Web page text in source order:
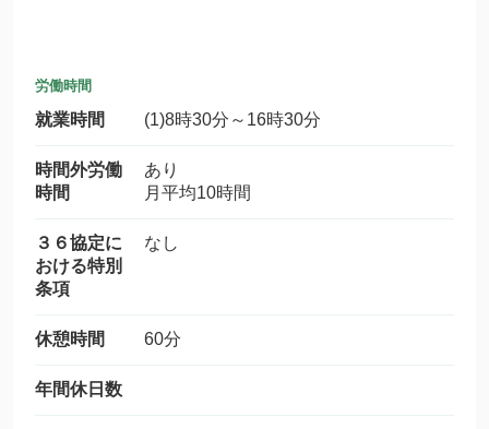
労働時間
就業時間 (1)8時30分～16時30分
時間外労働
時間
あり
月平均10時間
３６協定に
おける特別
条項
なし
休憩時間 60分
年間休日数